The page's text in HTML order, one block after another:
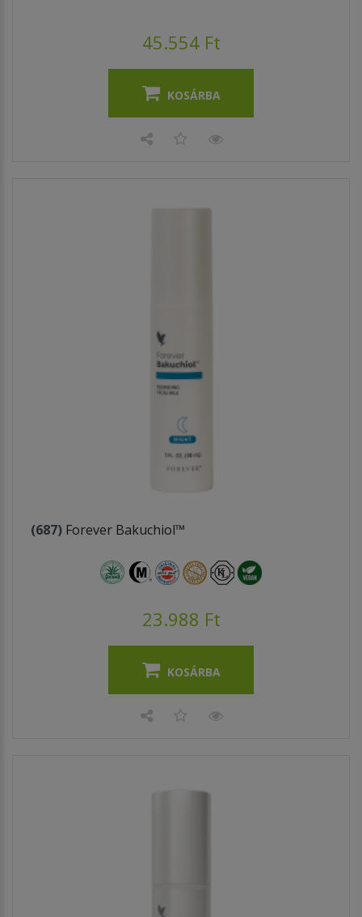
45.554 Ft
KOSÁRBA
(687) Forever Bakuchiol™
23.988 Ft
KOSÁRBA